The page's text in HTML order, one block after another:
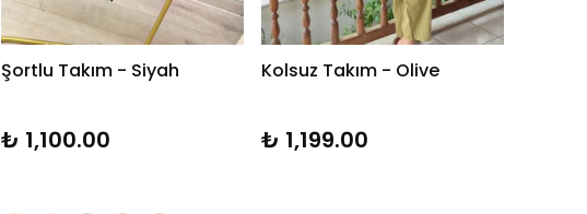
Şortlu Takım - Siyah
₺ 1,100.00
Kolsuz Takım - Olive
₺ 1,199.00